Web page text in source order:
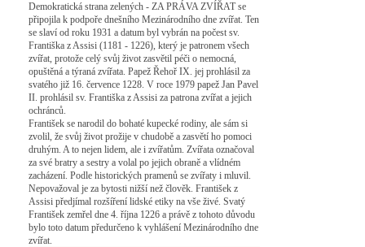
Demokratická strana zelených - ZA PRÁVA ZVÍŘAT se
připojila k podpoře dnešního Mezinárodního dne zvířat. Ten
se slaví od roku 1931 a datum byl vybrán na počest sv.
Františka z Assisi (1181 - 1226), který je patronem všech
zvířat, protože celý svůj život zasvětil péči o nemocná,
opuštěná a týraná zvířata. Papež Řehoř IX. jej prohlásil za
svatého již 16. července 1228. V roce 1979 papež Jan Pavel
II. prohlásil sv. Františka z Assisi za patrona zvířat a jejich
ochránců.
František se narodil do bohaté kupecké rodiny, ale sám si
zvolil, že svůj život prožije v chudobě a zasvětí ho pomoci
druhým. A to nejen lidem, ale i zvířatům. Zvířata označoval
za své bratry a sestry a volal po jejich obraně a vlídném
zacházení. Podle historických pramenů se zvířaty i mluvil.
Nepovažoval je za bytosti nižší než člověk. František z
Assisi předjímal rozšíření lidské etiky na vše živé. Svatý
František zemřel dne 4. října 1226 a právě z tohoto důvodu
bylo toto datum předurčeno k vyhlášení Mezinárodního dne
zvířat.